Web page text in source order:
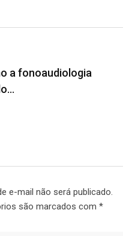
a fonoaudiologia
e-mail não será publicado.
são marcados com *